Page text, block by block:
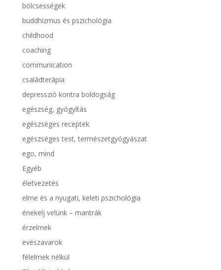
bölcsességek
buddhizmus és pszichológia
childhood
coaching
communication
családterápia
depresszió kontra boldogság
egészség, gyógyítás
egészséges receptek
egészséges test, természetgyógyászat
ego, mind
Egyéb
életvezetés
elme és a nyugati, keleti pszichológia
énekelj velünk – mantrák
érzelmek
evészavarok
félelmek nélkül